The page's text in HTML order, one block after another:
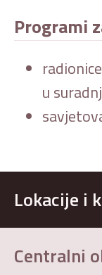
Programi
u
Lokacije i
Centralni